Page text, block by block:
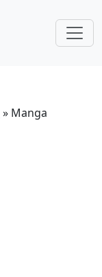
» Manga